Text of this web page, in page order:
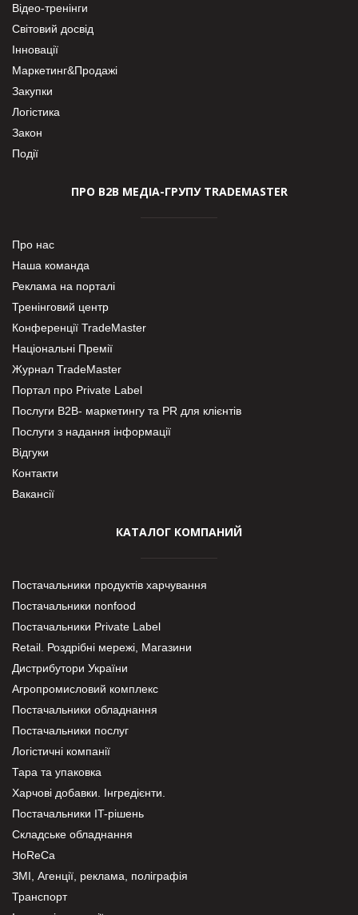
Відео-тренінги
Світовий досвід
Інновації
Маркетинг&Продажі
Закупки
Логістика
Закон
Події
ПРО В2В МЕДІА-ГРУПУ TRADEMASTER
Про нас
Наша команда
Реклама на порталі
Тренінговий центр
Конференції TradeMaster
Національні Премії
Журнал TradeMaster
Портал про Private Label
Послуги В2В- маркетингу та PR для клієнтів
Послуги з надання інформації
Відгуки
Контакти
Вакансії
КАТАЛОГ КОМПАНИЙ
Постачальники продуктів харчування
Постачальники nonfood
Постачальники Private Label
Retail. Роздрібні мережі, Магазини
Дистрибутори України
Агропромисловий комплекс
Постачальники обладнання
Постачальники послуг
Логістичні компанії
Тара та упаковка
Харчові добавки. Інгредієнти.
Постачальники IT-рішень
Складське обладнання
HoReCa
ЗМІ, Агенції, реклама, поліграфія
Транспорт